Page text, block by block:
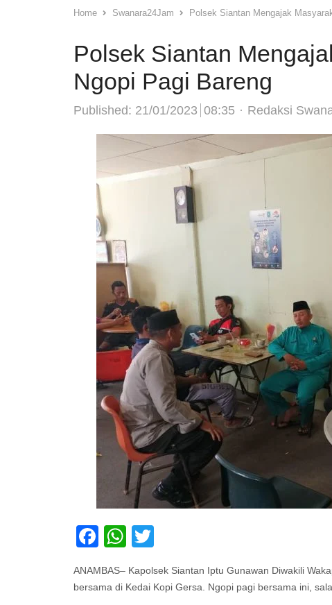
Home Swanara24Jam Polsek Siantan Mengajak
Polsek Siantan
Ngopi Pagi Bareng
Published: 21/01/2023 08:35 Author
Redaksi
Facebook
WhatsApp
ANAMBAS– Kapolsek Siantan Iptu Gunawan Diwakili
bersama di Kedai Kopi Gersa. Ngopi pagi bersama ini,